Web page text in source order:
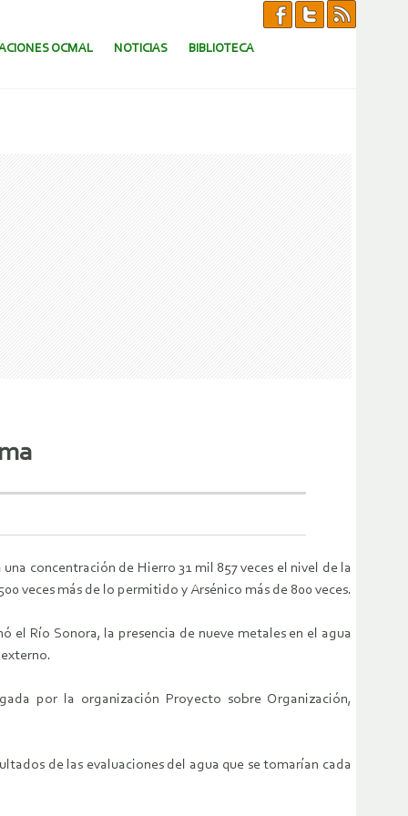
OCMAL NOTICIAS BIBLIOTECA
concentración de Hierro 31 mil 857 veces el nivel de la
veces más de lo permitido y Arsénico más de 800 veces.
el Río Sonora, la presencia de nueve metales en el agua
por la organización Proyecto sobre Organización,
de las evaluaciones del agua que se tomarían cada